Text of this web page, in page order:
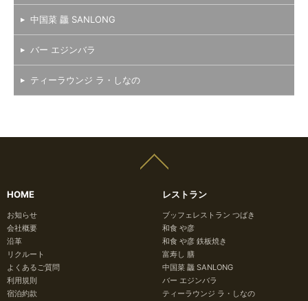
中国菜 龘 SANLONG
バー エジンバラ
ティーラウンジ ラ・しなの
HOME
お知らせ
会社概要
沿革
リクルート
よくあるご質問
利用規則
宿泊約款
レストラン
ブッフェレストラン つばき
和食 や彦
和食 や彦 鉄板焼き
富寿し 膳
中国菜 龘 SANLONG
バー エジンバラ
ティーラウンジ ラ・しなの